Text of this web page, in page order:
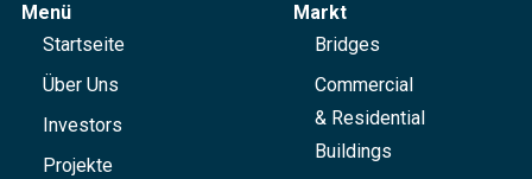
Menü
Startseite
Über Uns
Investors
Projekte
Markt
Bridges
Commercial
& Residential
Buildings